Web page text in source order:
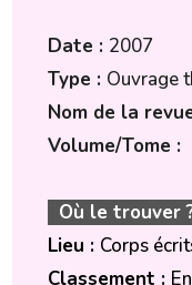
Date : 2007
Type : Ouvrage
Nom de la
Volume/Tome :
Où le trouver
Lieu : Corps
Classement :